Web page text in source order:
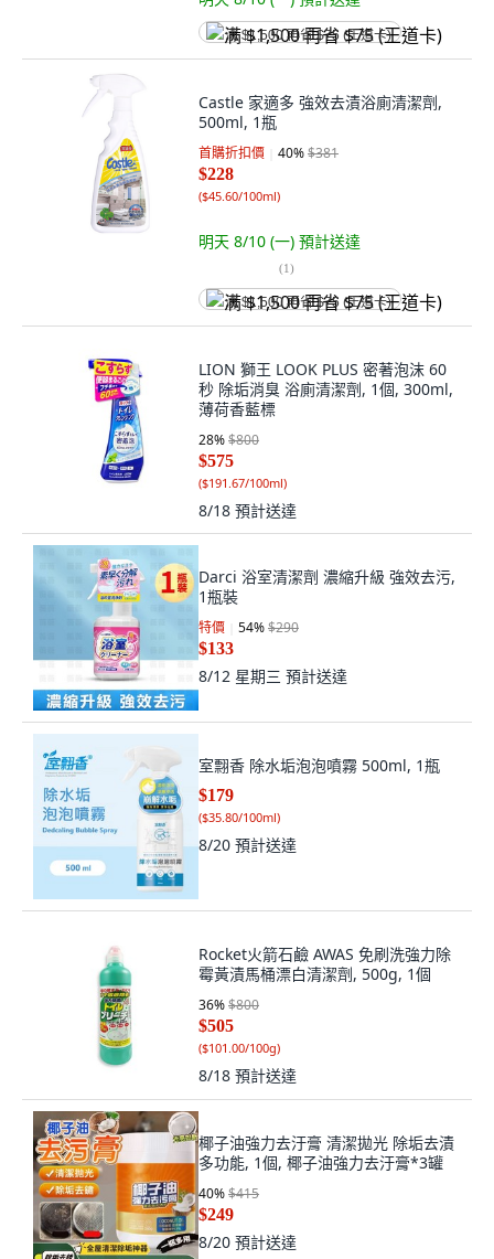
满 $1,500 再省 $75 (王道卡)
Castle 家適多 強效去漬浴廁清潔劑,
500ml, 1瓶
首購折扣價 40%$381
$228
($45.60/100ml)
明天 8/10 (一) 預計送達
(1)
满 $1,500 再省 $75 (王道卡)
LION 獅王 LOOK PLUS 密著泡沫 60
秒 除垢消臭 浴廁清潔劑, 1個, 300ml,
薄荷香藍標
28%$800
$575
($191.67/100ml)
8/18 預計送達
Darci 浴室清潔劑 濃縮升級 強效去污,
1瓶裝
特價 54%$290
$133
8/12 星期三 預計送達
室翲香 除水垢泡泡噴霧 500ml, 1瓶
$179
($35.80/100ml)
8/20 預計送達
Rocket火箭石鹼 AWAS 免刷洗強力除
霉黃漬馬桶漂白清潔劑, 500g, 1個
36%$800
$505
($101.00/100g)
8/18 預計送達
椰子油強力去汙膏 清潔拋光 除垢去漬
多功能, 1個, 椰子油強力去汙膏*3罐
40%$415
$249
8/20 預計送達